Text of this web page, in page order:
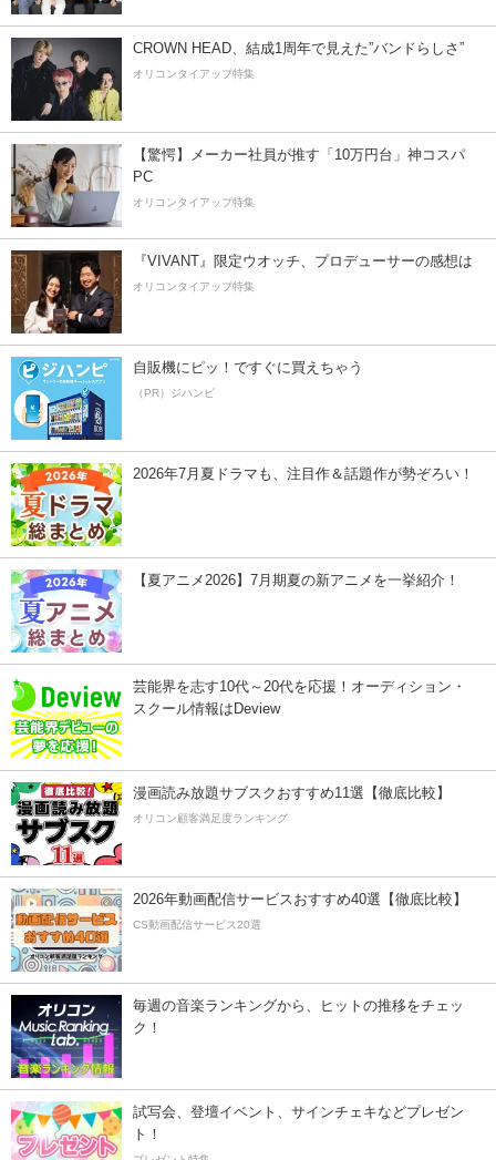
CROWN HEAD、結成1周年で見えた”バンドらしさ”
オリコンタイアップ特集
【驚愕】メーカー社員が推す「10万円台」神コスパ
PC
オリコンタイアップ特集
『VIVANT』限定ウオッチ、プロデューサーの感想は
オリコンタイアップ特集
自販機にピッ！ですぐに買えちゃう
（PR）ジハンピ
2026年7月夏ドラマも、注目作＆話題作が勢ぞろい！
【夏アニメ2026】7月期夏の新アニメを一挙紹介！
芸能界を志す10代～20代を応援！オーディション・
スクール情報はDeview
漫画読み放題サブスクおすすめ11選【徹底比較】
オリコン顧客満足度ランキング
2026年動画配信サービスおすすめ40選【徹底比較】
CS動画配信サービス20選
毎週の音楽ランキングから、ヒットの推移をチェッ
ク！
試写会、登壇イベント、サインチェキなどプレゼン
ト！